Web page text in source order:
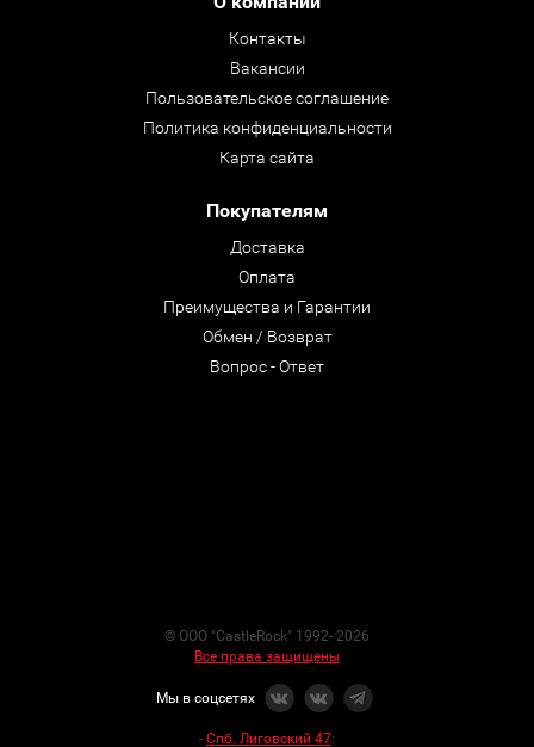
Контакты
Вакансии
Пользовательское соглашение
Политика конфиденциальности
Карта сайта
Покупателям
Доставка
Оплата
Преимущества и Гарантии
Обмен / Возврат
Вопрос - Ответ
© ООО "CastleRock" 1992- 2026
Все права защищены
Мы в соцсетях
- Спб. Лиговский 47: